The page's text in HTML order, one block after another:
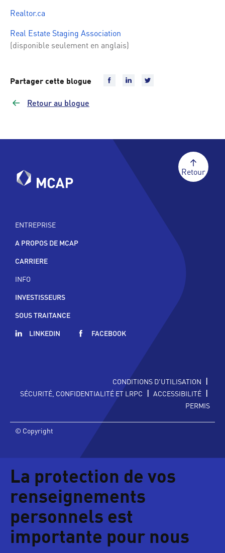
Realtor.ca
Real Estate Staging Association
(disponible seulement en anglais)
Partager cette blogue
Retour au blogue
ENTREPRISE
A PROPOS DE MCAP
CARRIERE
INFO
INVESTISSEURS
SOUS TRAITANCE
LINKEDIN
FACEBOOK
Retour
CONDITIONS D'UTILISATION |
SÉCURITÉ, CONFIDENTIALITÉ ET LRPC | ACCESSIBILITÉ |
PERMIS
© Copyright
La protection de vos
renseignements
personnels est
importante pour nous